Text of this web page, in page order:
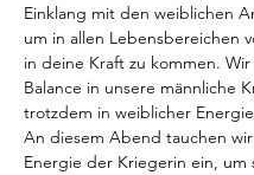
Einklang mit den weiblichen
um in allen Lebensbereichen
in deine Kraft zu kommen.
Balance in unsere männliche
trotzdem in weiblicher
An diesem Abend tauchen
Energie der Kriegerin ein, um